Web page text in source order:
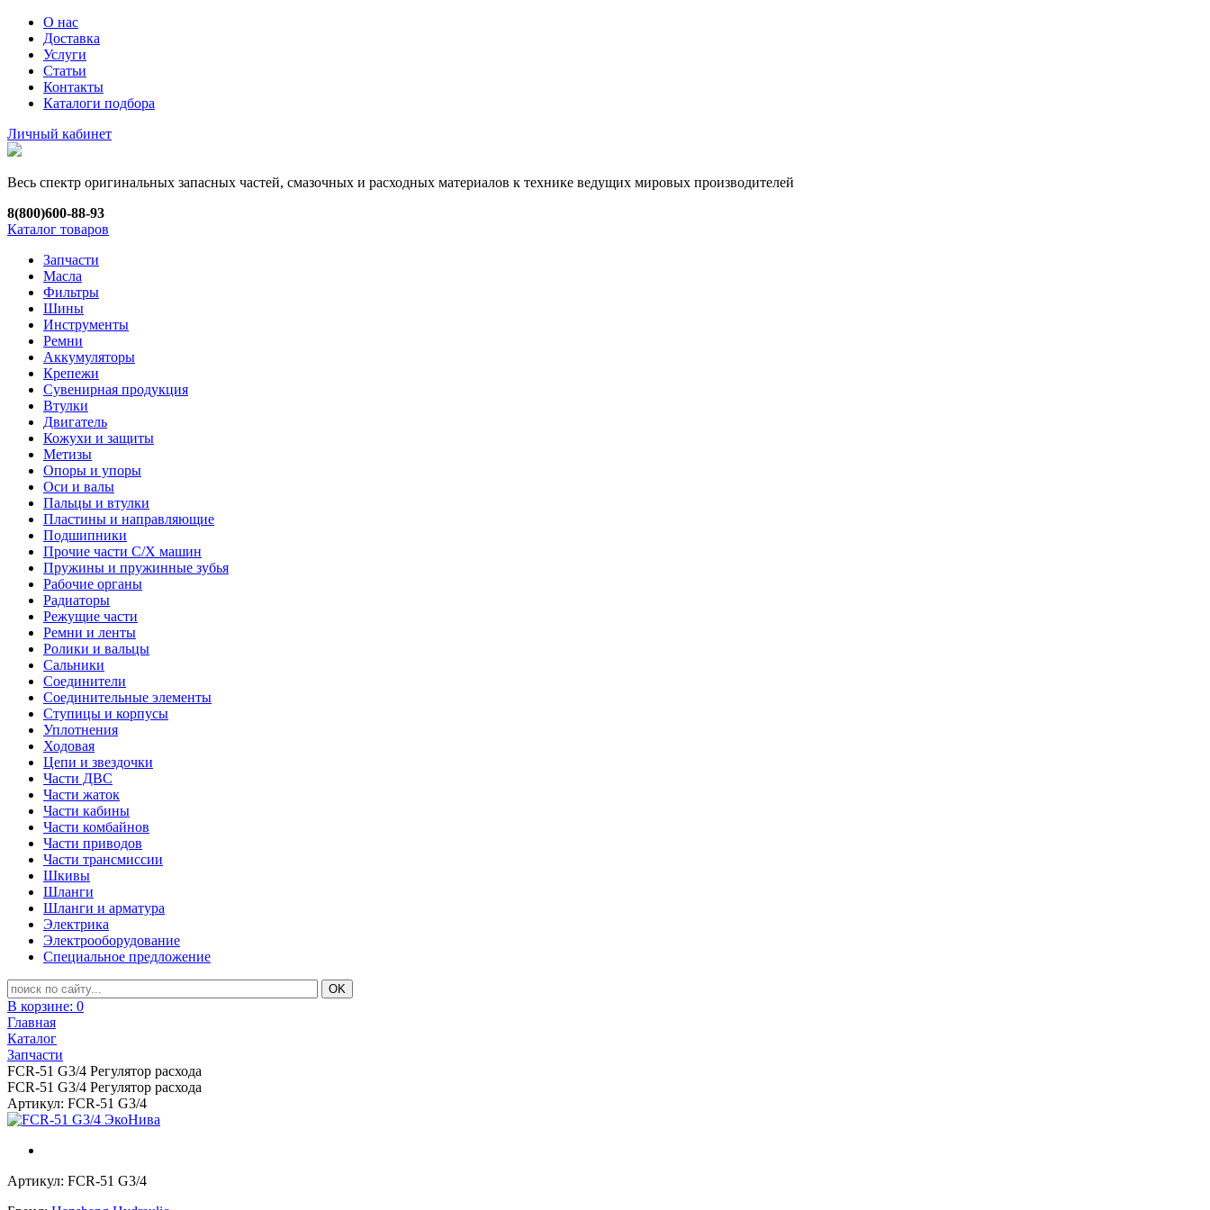
О нас
Доставка
Услуги
Статьи
Контакты
Каталоги подбора
Личный кабинет
Весь спектр оригинальных запасных частей, смазочных и расходных материалов к технике ведущих мировых производителей
8(800)600-88-93
Каталог товаров
Запчасти
Масла
Фильтры
Шины
Инструменты
Ремни
Аккумуляторы
Крепежи
Сувенирная продукция
Втулки
Двигатель
Кожухи и защиты
Метизы
Опоры и упоры
Оси и валы
Пальцы и втулки
Пластины и направляющие
Подшипники
Прочие части С/Х машин
Пружины и пружинные зубья
Рабочие органы
Радиаторы
Режущие части
Ремни и ленты
Ролики и вальцы
Сальники
Соединители
Соединительные элементы
Ступицы и корпусы
Уплотнения
Ходовая
Цепи и звездочки
Части ДВС
Части жаток
Части кабины
Части комбайнов
Части приводов
Части трансмиссии
Шкивы
Шланги
Шланги и арматура
Электрика
Электрооборудование
Специальное предложение
В корзине: 0
Главная
Каталог
Запчасти
FCR-51 G3/4 Регулятор расхода
FCR-51 G3/4 Регулятор расхода
Артикул: FCR-51 G3/4
Артикул: FCR-51 G3/4